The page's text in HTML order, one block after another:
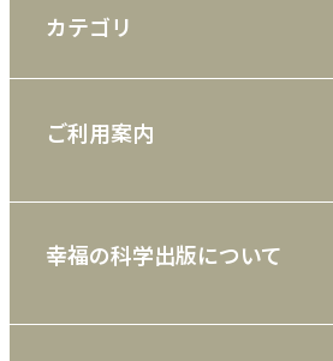
カテゴリ
雑誌
CD
ご利用案内
利用規約
特定商取引法
幸福の科学出版について